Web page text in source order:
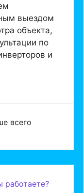
выездом
объекта,
по
и
всего
работаете?